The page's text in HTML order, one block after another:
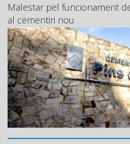
Malestar pel funcionament
al cementiri nou